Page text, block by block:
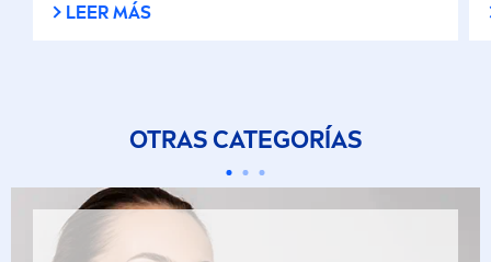
LEER MÁS
OTRAS CATEGORÍAS